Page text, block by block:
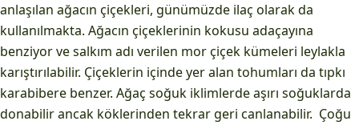
anlaşılan ağacın çiçekleri, günümüzde ilaç olarak da
kullanılmakta. Ağacın çiçeklerinin kokusu adaçayına
benziyor ve salkım adı verilen mor çiçek kümeleri leylakla
karıştırılabilir. Çiçeklerin içinde yer alan tohumları da tıpkı
karabibere benzer. Ağaç soğuk iklimlerde aşırı soğuklarda
donabilir ancak köklerinden tekrar geri canlanabilir. Çoğu